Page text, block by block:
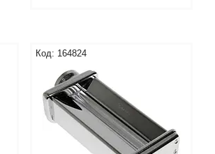
164824